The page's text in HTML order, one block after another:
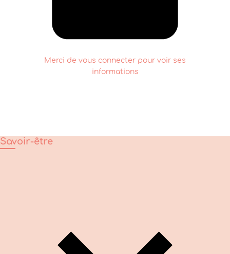
Merci de vous connecter pour voir ses
informations
Savoir-être